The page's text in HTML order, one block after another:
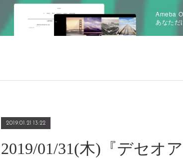
Ameba
あなただ
2019.01.21 13:22
2019/01/31(木)『デセオ